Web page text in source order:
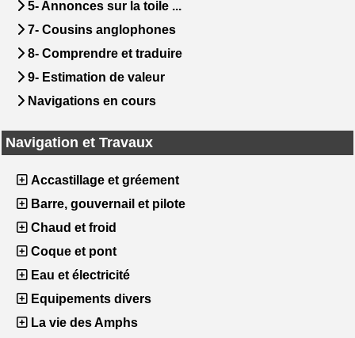
5- Annonces sur la toile ...
7- Cousins anglophones
8- Comprendre et traduire
9- Estimation de valeur
Navigations en cours
Navigation et Travaux
Accastillage et gréement
Barre, gouvernail et pilote
Chaud et froid
Coque et pont
Eau et électricité
Equipements divers
La vie des Amphs